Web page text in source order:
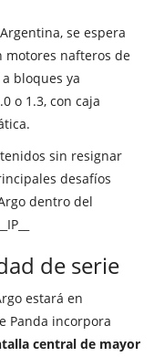
se espera
motores nafteros de
bloques ya
o 1.3, con caja
sin resignar
desafíos
dentro del
de serie
estará en
Panda incorpora
central de mayor